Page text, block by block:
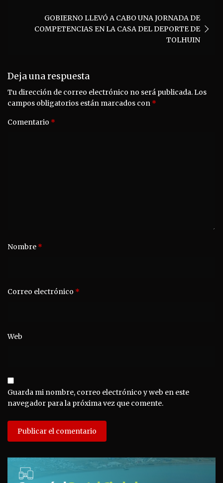
GOBIERNO LLEVÓ A CABO UNA JORNADA DE
COMPETENCIAS EN LA CASA DEL DEPORTE DE
TOLHUIN
Deja una respuesta
Tu dirección de correo electrónico no será publicada.Los
campos obligatorios están marcados con *
Comentario *
Nombre *
Correo electrónico *
Web
Guarda mi nombre, correo electrónico y web en este
navegador para la próxima vez que comente.